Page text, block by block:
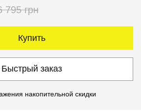
795 грн
Купить
Быстрый заказ
накопительной скидки